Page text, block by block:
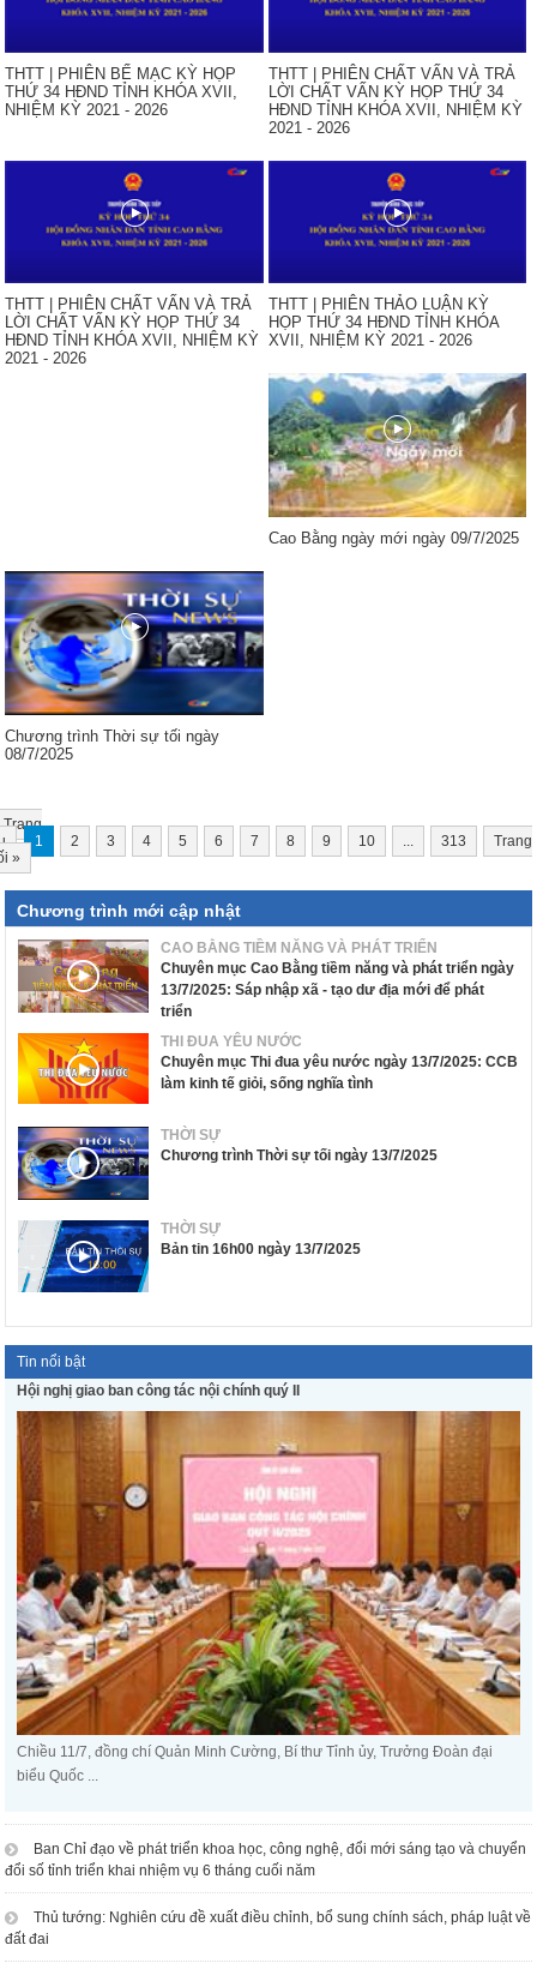
THTT | PHIÊN BẾ MẠC KỲ HỌP
THỨ 34 HĐND TỈNH KHÓA XVII,
NHIỆM KỲ 2021 - 2026
THTT | PHIÊN CHẤT VẤN VÀ TRẢ
LỜI CHẤT VẤN KỲ HỌP THỨ 34
HĐND TỈNH KHÓA XVII, NHIỆM KỲ
2021 - 2026
THTT | PHIÊN CHẤT VẤN VÀ TRẢ
LỜI CHẤT VẤN KỲ HỌP THỨ 34
HĐND TỈNH KHÓA XVII, NHIỆM KỲ
2021 - 2026
THTT | PHIÊN THẢO LUẬN KỲ
HỌP THỨ 34 HĐND TỈNH KHÓA
XVII, NHIỆM KỲ 2021 - 2026
Cao Bằng ngày mới ngày 09/7/2025
Chương trình Thời sự tối ngày
08/7/2025
Trang
1 2 3 4 5 6 7 8 9 10 313
Trang
»
Chương trình mới cập nhật
CAO BẰNG TIỀM NĂNG VÀ PHÁT TRIỂN
Chuyên mục Cao Bằng tiềm năng và phát triển ngày
13/7/2025: Sáp nhập xã - tạo dư địa mới để phát
triển
THI ĐUA YÊU NƯỚC
Chuyên mục Thi đua yêu nước ngày 13/7/2025: CCB
làm kinh tế giỏi, sống nghĩa tình
THỜI SỰ
Chương trình Thời sự tối ngày 13/7/2025
THỜI SỰ
Bản tin 16h00 ngày 13/7/2025
Tin nổi bật
Hội nghị giao ban công tác nội chính quý II
Chiều 11/7, đồng chí Quản Minh Cường, Bí thư Tỉnh ủy, Trưởng Đoàn đại
biểu Quốc ...
Ban Chỉ đạo về phát triển khoa học, công nghệ, đổi mới sáng tạo và chuyển
đổi số tỉnh triển khai nhiệm vụ 6 tháng cuối năm
Thủ tướng: Nghiên cứu đề xuất điều chỉnh, bổ sung chính sách, pháp luật về
đất đai